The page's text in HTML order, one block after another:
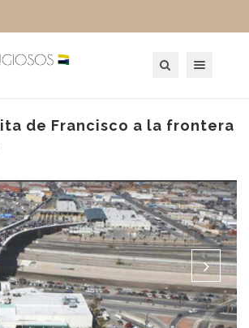
de Francisco a la frontera